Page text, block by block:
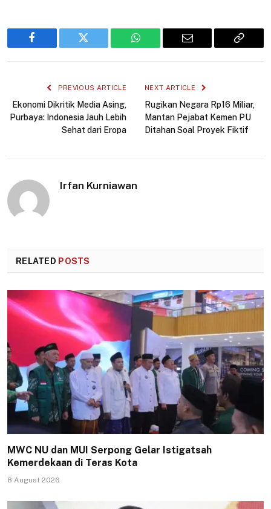
Facebook Twitter WhatsApp Email
Copy
PREVIOUS ARTICLE
Ekonomi Dikritik Media Asing,
Purbaya: Indonesia Jauh Lebih
Sehat dari Eropa
NEXT ARTICLE
Rugikan Negara Rp16 Miliar,
Mantan Pejabat Kemen PU
Ditahan Soal Proyek Fiktif
Irfan Kurniawan
RELATED POSTS
MWC NU dan MUI Serpong Gelar Istigatsah
Kemerdekaan di Teras Kota
8 August 2026